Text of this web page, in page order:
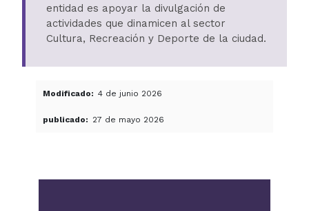
entidad es apoyar la divulgación de
actividades que dinamicen al sector
Cultura, Recreación y Deporte de la ciudad.
Modificado 4 de junio 2026
publicado 27 de mayo 2026